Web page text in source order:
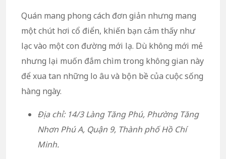
Quán mang phong cách đơn giản nhưng mang
một chút hơi cổ điển, khiến bạn cảm thấy như
lạc vào một con đường mới lạ. Dù không mới mẻ
nhưng lại muốn đắm chìm trong không gian này
để xua tan những lo âu và bộn bề của cuộc sống
hàng ngày.
Địa chỉ: 14/3 Làng Tăng Phú, Phường Tăng
Nhơn Phú A, Quận 9, Thành phố Hồ Chí
Minh.